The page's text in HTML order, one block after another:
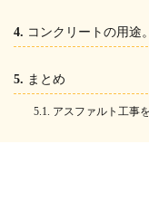
コンクリートの用途
まとめ
アスファルト工事